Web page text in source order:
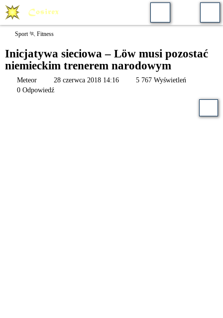
Sport 🏃 Fitness
Inicjatywa sieciowa – Löw musi pozostać
niemieckim trenerem narodowym
Meteor 28 czerwca 2018 14:16
5 767 Wyświetleń
0 Odpowiedź